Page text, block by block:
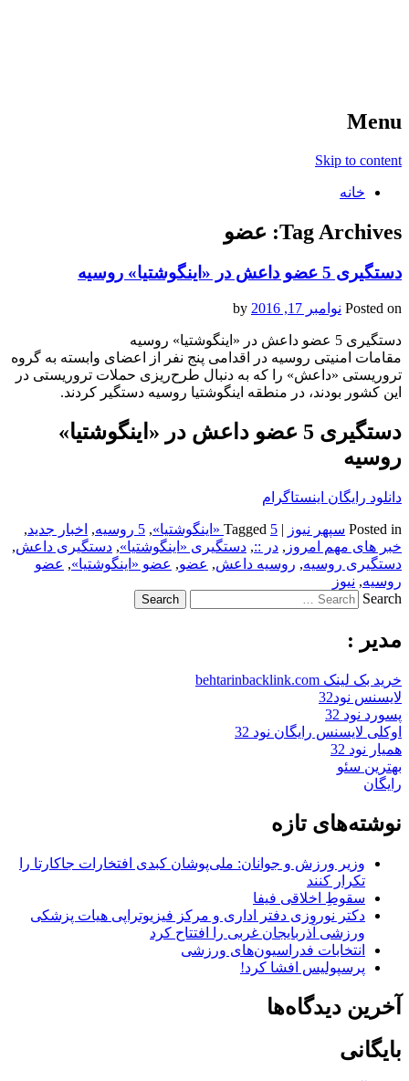
Menu
Skip to content
خانه
Tag Archives: عضو
دستگیری 5 عضو داعش در «اینگوشتیا» روسیه
Posted on نوامبر 17, 2016
دستگیری 5 عضو داعش در «اینگوشتیا» روسیه
مقامات امنیتی روسیه در اقدامی پنج نفر از اعضای وابسته به گروه
تروریستی «داعش» را که به دنبال طرح‌ریزی حملات تروریستی در
این کشور بودند، در منطقه اینگوشتیا روسیه دستگیر کردند.
دستگیری 5 عضو داعش در «اینگوشتیا»
روسیه
دانلود رایگان اینستاگرام
Posted in سپهر نیوز |
Tagged 5 «اینگوشتیا» , 5 روسیه , اخبار جدید,
خبر های مهم امروز , در ::, دستگیری «اینگوشتیا», دستگیری داعش,
دستگیری روسیه, روسیه داعش, عضو, عضو «اینگوشتیا», عضو
روسیه, نیوز
Search
مدیر :
خرید بک لینک behtarinbacklink.com
لایسنس نود32
پسورد نود 32
اوکلی لایسنس رایگان نود 32
همیار نود 32
بهترین سئو
رایگان
نوشته‌های تازه
وزیر ورزش و جوانان: ملی‌پوشان کبدی افتخارات جاکارتا را
تکرار کنند
سقوطِ اخلاقی فیفا
دکتر نوروزی دفتر اداری و مرکز فیزیوتراپی هیات پزشکی
ورزشی آذربایجان غربی را افتتاح کرد
انتخابات فدراسیون‌های ورزشی
پرسپولیس افشا کرد!
آخرین دیدگاه‌ها
بایگانی